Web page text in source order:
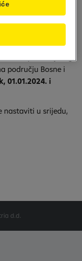
predstojećeg
području Bosne i
01.01.2024. i
nastaviti u srijedu,
d.d.